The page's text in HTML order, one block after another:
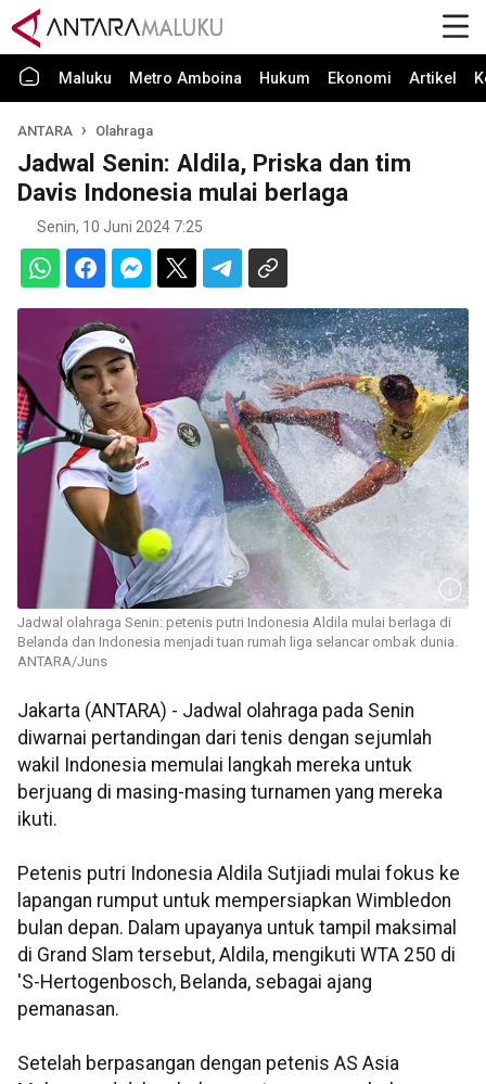
Maluku Metro Amboina Hukum Ekonomi Artikel
ANTARA Olahraga
Jadwal Senin: Aldila, Priska dan tim
Davis Indonesia mulai berlaga
Senin, 10 Juni 2024 7:25
Jadwal olahraga Senin: petenis putri Indonesia Aldila mulai berlaga di
Belanda dan Indonesia menjadi tuan rumah liga selancar ombak dunia.
ANTARA/Juns
Jakarta (ANTARA) - Jadwal olahraga pada Senin
diwarnai pertandingan dari tenis dengan sejumlah
wakil Indonesia memulai langkah mereka untuk
berjuang di masing-masing turnamen yang mereka
ikuti.
Petenis putri Indonesia Aldila Sutjiadi mulai fokus ke
lapangan rumput untuk mempersiapkan Wimbledon
bulan depan. Dalam upayanya untuk tampil maksimal
di Grand Slam tersebut, Aldila, mengikuti WTA 250 di
'S-Hertogenbosch, Belanda, sebagai ajang
pemanasan.
Setelah berpasangan dengan petenis AS Asia